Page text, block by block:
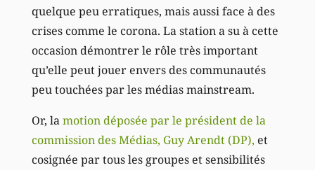
quelque peu erratiques, mais aussi face à des
crises comme le corona. La station a su à cette
occasion démontrer le rôle très important
qu’elle peut jouer envers des communautés
peu touchées par les médias mainstream.
Or, lamotion déposée par le président de la
commission des Médias, Guy Arendt (DP), et
cosignée par tous les groupes et sensibilités